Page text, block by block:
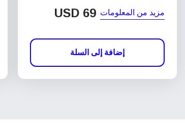
مزيد من المعلومات USD 69
إضافة إلى السلة